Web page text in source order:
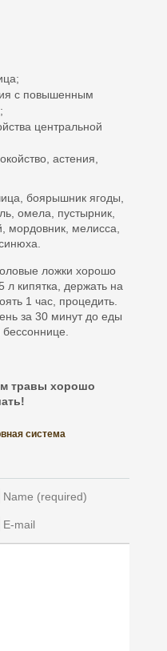
с повышенным
центральной
астения,
боярышник ягоды,
омела, пустырник,
мордовник, мелисса,
ложки хорошо
л кипятка, держать на
1 час, процедить.
за 30 минут до еды
травы хорошо
система
Name (required)
E-mail